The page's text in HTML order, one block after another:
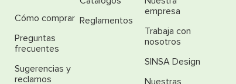
Cómo comprar
Preguntas
frecuentes
Sugerencias y
reclamos
Reglamentos
empresa
Trabaja con
nosotros
SINSA Design
Nuestras